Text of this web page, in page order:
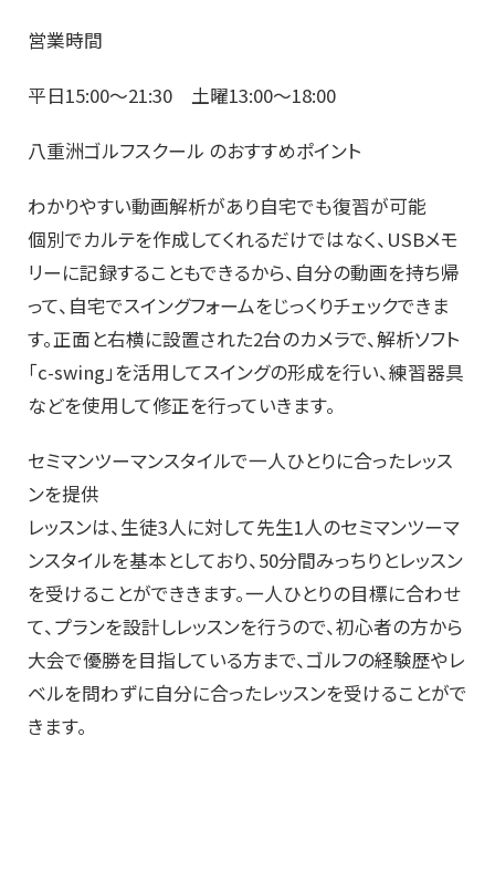
営業時間
平日15:00～21:30 土曜13:00～18:00
八重洲ゴルフスクール のおすすめポイント
わかりやすい動画解析があり自宅でも復習が可能
個別でカルテを作成してくれるだけではなく、USBメモ
リーに記録することもできるから、自分の動画を持ち帰
って、自宅でスイングフォームをじっくりチェックできま
す。正面と右横に設置された2台のカメラで、解析ソフト
「c-swing」を活用してスイングの形成を行い、練習器具
などを使用して修正を行っていきます。
セミマンツーマンスタイルで一人ひとりに合ったレッス
ンを提供
レッスンは、生徒3人に対して先生1人のセミマンツーマ
ンスタイルを基本としており、50分間みっちりとレッスン
を受けることができきます。一人ひとりの目標に合わせ
て、プランを設計しレッスンを行うので、初心者の方から
大会で優勝を目指している方まで、ゴルフの経験歴やレ
ベルを問わずに自分に合ったレッスンを受けることがで
きます。